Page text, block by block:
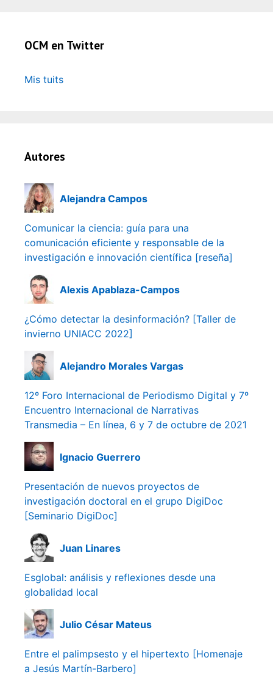
OCM en Twitter
Mis tuits
Autores
Alejandra Campos
Comunicar la ciencia: guía para una
comunicación eficiente y responsable de la
investigación e innovación científica [reseña]
Alexis Apablaza-Campos
¿Cómo detectar la desinformación? [Taller de
invierno UNIACC 2022]
Alejandro Morales Vargas
12º Foro Internacional de Periodismo Digital y 7º
Encuentro Internacional de Narrativas
Transmedia – En línea, 6 y 7 de octubre de 2021
Ignacio Guerrero
Presentación de nuevos proyectos de
investigación doctoral en el grupo DigiDoc
[Seminario DigiDoc]
Juan Linares
Esglobal: análisis y reflexiones desde una
globalidad local
Julio César Mateus
Entre el palimpsesto y el hipertexto [Homenaje
a Jesús Martín-Barbero]